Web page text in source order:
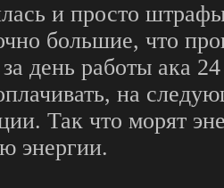
и просто
большие, что
день работы ака
на
Так что морят
энергии.